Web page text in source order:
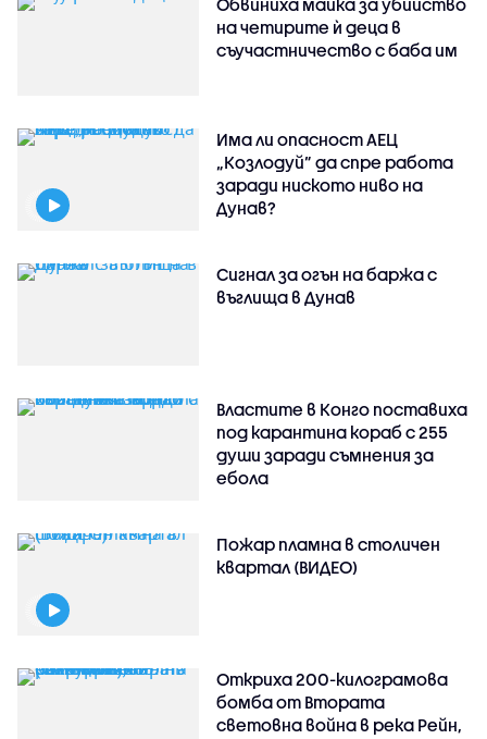
Обвиниха майка за убийство
на четирите ѝ деца в
съучастничество с баба им
Има ли опасност АЕЦ
„Козлодуй” да спре работа
заради ниското ниво на
Дунав?
Сигнал за огън на баржа с
въглища в Дунав
Властите в Конго поставиха
под карантина кораб с 255
души заради съмнения за
ебола
Пожар пламна в столичен
квартал (ВИДЕО)
Откриха 200-килограмова
бомба от Втората
световна война в река Рейн,